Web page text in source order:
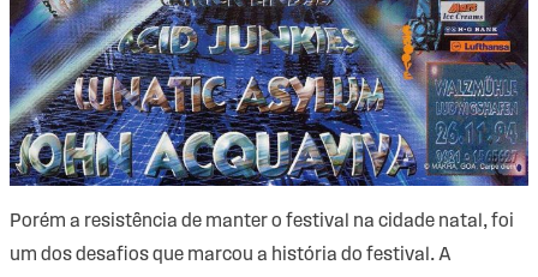
Porém a resistência de manter o festival na cidade natal, foi
um dos desafios que marcou a história do festival. A